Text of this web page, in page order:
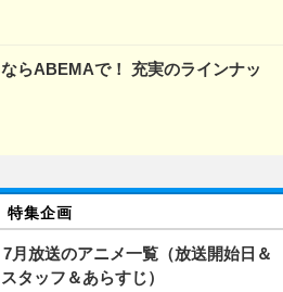
らABEMAで！ 充実のラインナッ
特集企画
7月放送のアニメ一覧（放送開始日＆
タッフ＆あらすじ）